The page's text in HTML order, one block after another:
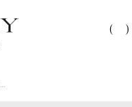
( )
Прикроватная тумба 550х400х600 мм